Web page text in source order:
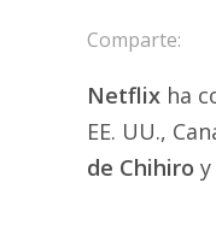
Comparte:
Netflix ha
EE. UU.,
de Chihiro y